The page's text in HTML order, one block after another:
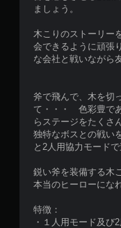
ましょう。
木こりのストーリー
会できるように頑張
な会社と戦いながら
斧で飛んで、木を切
て・・・ 色彩豊で
らステージをたくさ
独特なボスとの戦い
と2人用協力モード
鋭い斧を装備する木
本当のヒーローにな
特徴：
・１人用モード及び